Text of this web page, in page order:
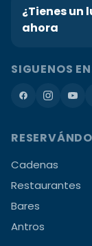
¿Tienes un
ahora
SIGUENOS
Cadenas
Restaurantes
Bares
Antros